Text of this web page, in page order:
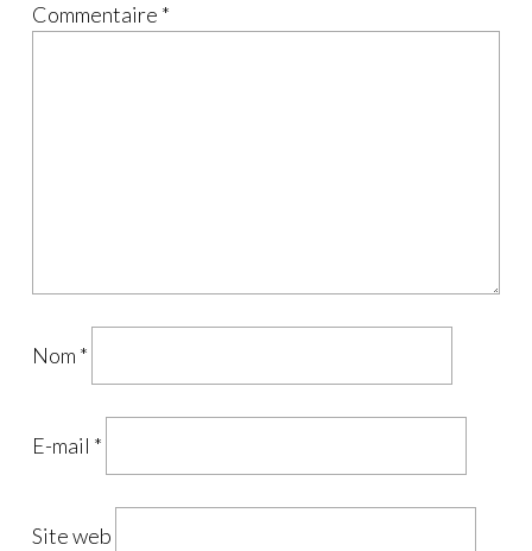
Commentaire *
Nom *
E-mail *
Site web